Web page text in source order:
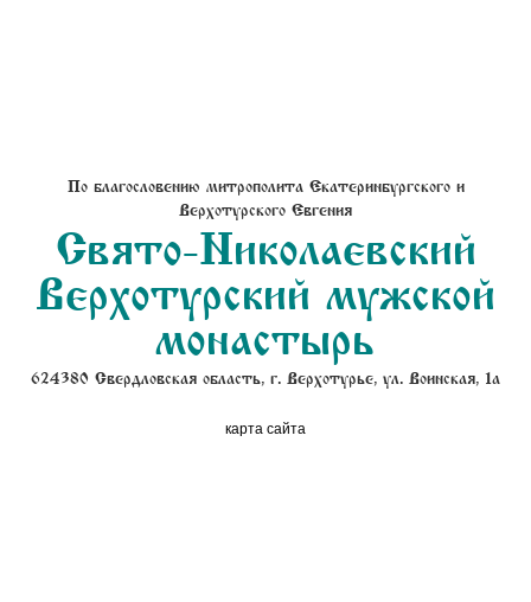
По благословению митрополита Екатеринбургского и
Верхотурского Евгения
Свято-Николаевский
Верхотурский мужской
монастырь
624380 Свердловская область, г. Верхотурье, ул. Воинская, 1а
карта сайта